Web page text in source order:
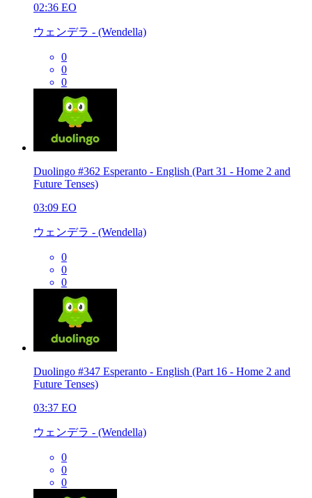
02:36 EO
ウェンデラ - (Wendella)
0
0
0
Duolingo #362 Esperanto - English (Part 31 - Home 2 and
Future Tenses)
03:09 EO
ウェンデラ - (Wendella)
0
0
0
Duolingo #347 Esperanto - English (Part 16 - Home 2 and
Future Tenses)
03:37 EO
ウェンデラ - (Wendella)
0
0
0